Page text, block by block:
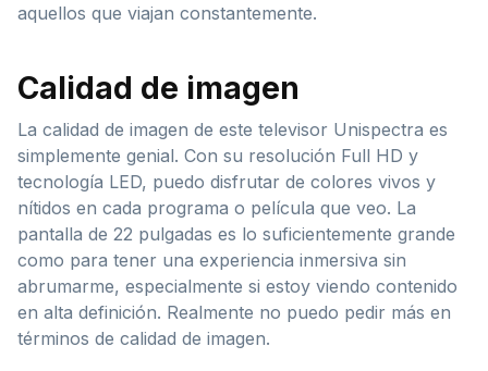
aquellos que viajan constantemente.
Calidad de imagen
La calidad de imagen de este televisor Unispectra es
simplemente genial. Con su resolución Full HD y
tecnología LED, puedo disfrutar de colores vivos y
nítidos en cada programa o película que veo. La
pantalla de 22 pulgadas es lo suficientemente grande
como para tener una experiencia inmersiva sin
abrumarme, especialmente si estoy viendo contenido
en alta definición. Realmente no puedo pedir más en
términos de calidad de imagen.